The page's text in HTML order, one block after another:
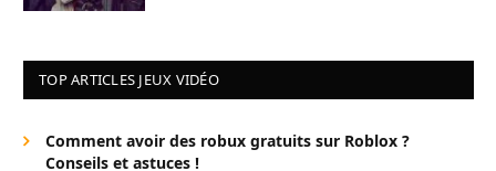
TOP ARTICLES JEUX VIDÉO
Comment avoir des robux gratuits sur Roblox ?
Conseils et astuces !